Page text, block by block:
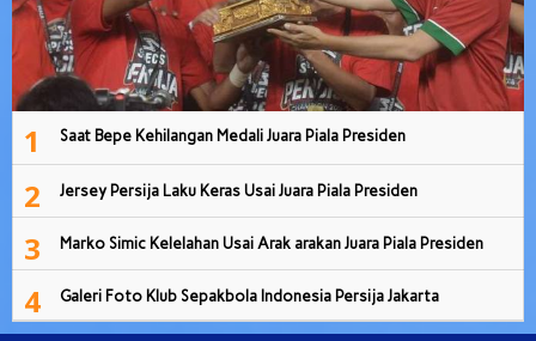
1 Saat Bepe Kehilangan Medali Juara Piala Presiden
2 Jersey Persija Laku Keras Usai Juara Piala Presiden
3 Marko Simic Kelelahan Usai Arak arakan Juara Piala Presiden
4 Galeri Foto Klub Sepakbola Indonesia Persija Jakarta